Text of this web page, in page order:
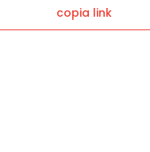
copia link